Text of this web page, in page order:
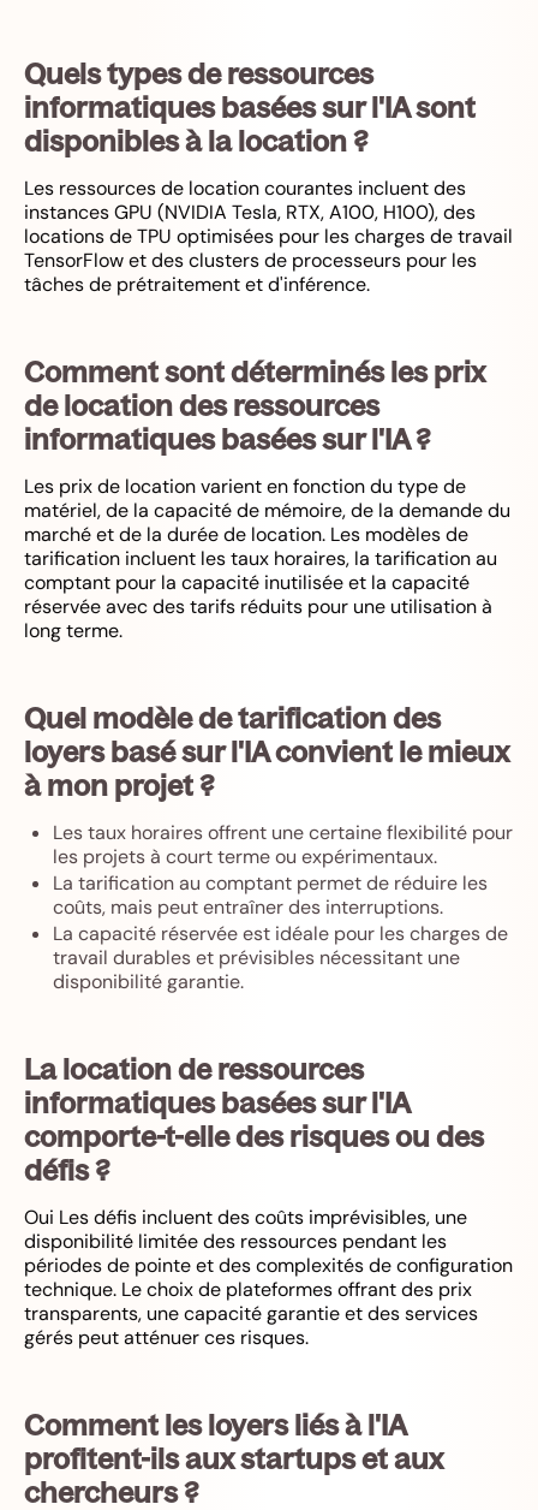
Quels types de ressources
informatiques basées sur l'IA sont
disponibles à la location ?
Les ressources de location courantes incluent des
instances GPU (NVIDIA Tesla, RTX, A100, H100), des
locations de TPU optimisées pour les charges de travail
TensorFlow et des clusters de processeurs pour les
tâches de prétraitement et d'inférence.
Comment sont déterminés les prix
de location des ressources
informatiques basées sur l'IA ?
Les prix de location varient en fonction du type de
matériel, de la capacité de mémoire, de la demande du
marché et de la durée de location. Les modèles de
tarification incluent les taux horaires, la tarification au
comptant pour la capacité inutilisée et la capacité
réservée avec des tarifs réduits pour une utilisation à
long terme.
Quel modèle de tarification des
loyers basé sur l'IA convient le mieux
à mon projet ?
Les taux horaires offrent une certaine flexibilité pour
les projets à court terme ou expérimentaux.
La tarification au comptant permet de réduire les
coûts, mais peut entraîner des interruptions.
La capacité réservée est idéale pour les charges de
travail durables et prévisibles nécessitant une
disponibilité garantie.
La location de ressources
informatiques basées sur l'IA
comporte-t-elle des risques ou des
défis ?
Oui Les défis incluent des coûts imprévisibles, une
disponibilité limitée des ressources pendant les
périodes de pointe et des complexités de configuration
technique. Le choix de plateformes offrant des prix
transparents, une capacité garantie et des services
gérés peut atténuer ces risques.
Comment les loyers liés à l'IA
profitent-ils aux startups et aux
chercheurs ?